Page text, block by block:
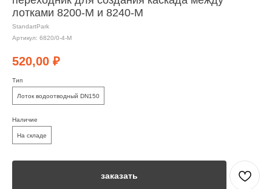
лотками 8200-М и 8240-М
StandartPark
Артикул: 6820/0-4-М
520,00 ₽
Тип
Лоток водоотводный DN150
Наличие
На складе
заказать